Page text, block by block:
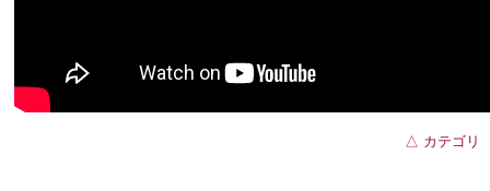
△ カテゴリ